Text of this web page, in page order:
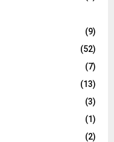
(9)
(52)
(7)
(13)
(3)
(1)
(2)